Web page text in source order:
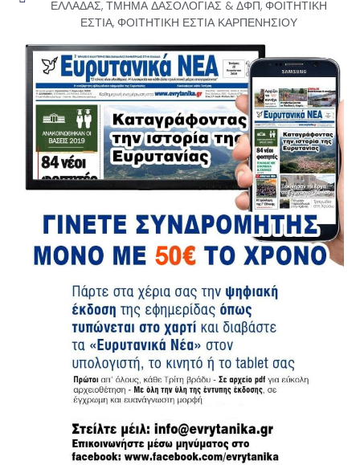
ΕΛΛΑΔΑΣ, ΤΜΗΜΑ ΔΑΣΟΛΟΓΙΑΣ & ΔΦΠ, ΦΟΙΤΗΤΙΚΗ
ΕΣΤΙΑ, ΦΟΙΤΗΤΙΚΗ ΕΣΤΙΑ ΚΑΡΠΕΝΗΣΙΟΥ